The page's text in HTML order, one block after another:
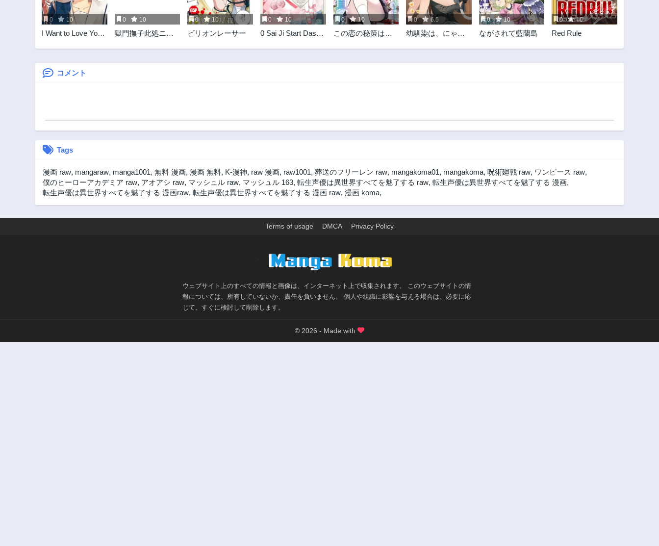
0 10
I Want to Love You
Wish is to Fall In
Love Until You Die
0 10
獄門撫子此処ニ在
0 10
ビリオンレーサー
0 10
0 Sai Ji Start Dash
Dash Story 0-sai Ji
Start Dash
Monogatari Zero
Saiji Start Dash
0 10
この恋の秘策は失
0 6.5
幼馴染は、にゃあ
0 10
ながされて藍蘭島
0 10
Red Rule
コメント
Tags
漫画 raw, mangaraw, manga1001, 無料 漫画, 漫画 無料, K-漫神, raw 漫画, raw1001, 葬送のフリーレン raw, mangakoma01, mangakoma, 呪術廻戦 raw, ワンピース raw,
僕のヒーローアカデミア raw, アオアシ raw, マッシュル raw, マッシュル 163, 転生声優は異世界すべてを魅了する raw, 転生声優は異世界すべてを魅了する 漫画,
転生声優は異世界すべてを魅了する 漫画raw, 転生声優は異世界すべてを魅了する 漫画 raw, 漫画 koma,
Terms of usage DMCA Privacy Policy
ウェブサイト上のすべての情報と画像は、インターネット上で収集されます。 このウェブサイトの情
報については、所有していないか、責任を負いません。 個人や組織に影響を与える場合は、必要に応
じて、すぐに検討して削除します。
© 2026 - Made with